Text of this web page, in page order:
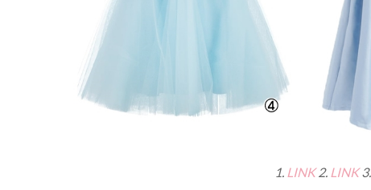
1. LINK 2. LINK3.